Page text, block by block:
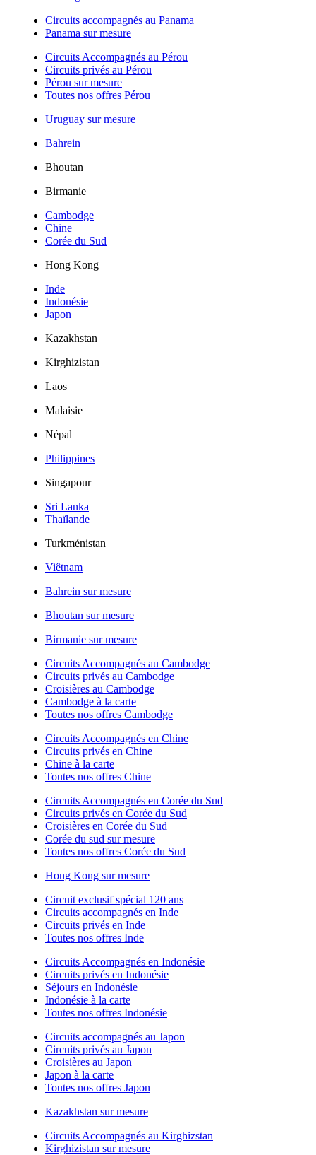
Circuits accompagnés au Panama
Panama sur mesure
Circuits Accompagnés au Pérou
Circuits privés au Pérou
Pérou sur mesure
Toutes nos offres Pérou
Uruguay sur mesure
Bahrein
Bhoutan
Birmanie
Cambodge
Chine
Corée du Sud
Hong Kong
Inde
Indonésie
Japon
Kazakhstan
Kirghizistan
Laos
Malaisie
Népal
Philippines
Singapour
Sri Lanka
Thaïlande
Turkménistan
Viêtnam
Bahrein sur mesure
Bhoutan sur mesure
Birmanie sur mesure
Circuits Accompagnés au Cambodge
Circuits privés au Cambodge
Croisières au Cambodge
Cambodge à la carte
Toutes nos offres Cambodge
Circuits Accompagnés en Chine
Circuits privés en Chine
Chine à la carte
Toutes nos offres Chine
Circuits Accompagnés en Corée du Sud
Circuits privés en Corée du Sud
Croisières en Corée du Sud
Corée du sud sur mesure
Toutes nos offres Corée du Sud
Hong Kong sur mesure
Circuit exclusif spécial 120 ans
Circuits accompagnés en Inde
Circuits privés en Inde
Toutes nos offres Inde
Circuits Accompagnés en Indonésie
Circuits privés en Indonésie
Séjours en Indonésie
Indonésie à la carte
Toutes nos offres Indonésie
Circuits accompagnés au Japon
Circuits privés au Japon
Croisières au Japon
Japon à la carte
Toutes nos offres Japon
Kazakhstan sur mesure
Circuits Accompagnés au Kirghizstan
Kirghizistan sur mesure